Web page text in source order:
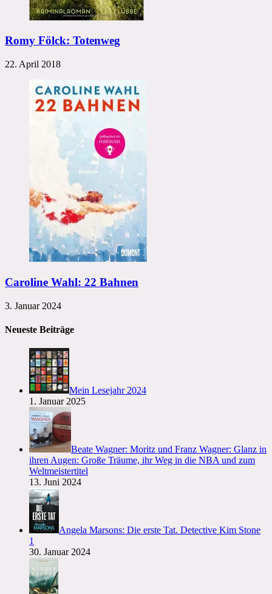
Romy Fölck: Totenweg
22. April 2018
Caroline Wahl: 22 Bahnen
3. Januar 2024
Neueste Beiträge
Mein Lesejahr 2024
1. Januar 2025
Beate Wagner: Moritz und Franz Wagner: Glanz in
ihren Augen: Große Träume, ihr Weg in die NBA und zum
Weltmeistertitel
13. Juni 2024
Angela Marsons: Die erste Tat. Detective Kim Stone
1
30. Januar 2024